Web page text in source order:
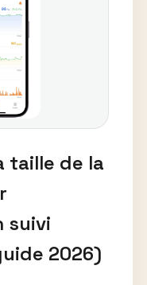
taille de la
suivi
2026)